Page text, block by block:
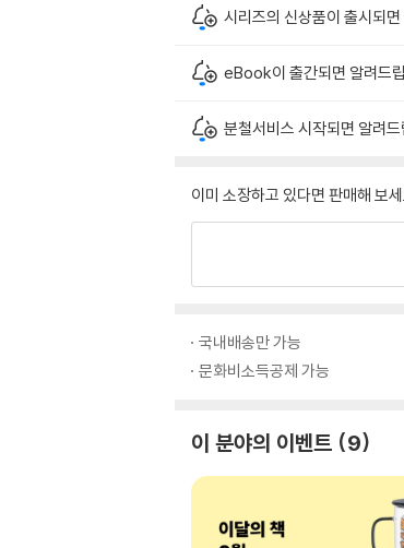
시리즈의 신상품이 출시되
eBook이 출간되면 알려드
분철서비스 시작되면 알려드
이미 소장하고 있다면 판매해 보
국내배송만 가능
문화비소득공제 가능
이 분야의 이벤트 9